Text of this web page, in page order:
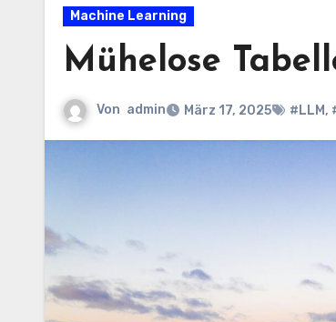
Machine Learning
Mühelose
Von admin März 17, 2025 #LLM,